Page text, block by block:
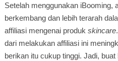
Setelah menggunakan iBooming,
berkembang dan lebih terarah
affiliasi mengenai produk skincare
dari melakukan affiliasi ini
berikan itu cukup tinggi. Jadi,